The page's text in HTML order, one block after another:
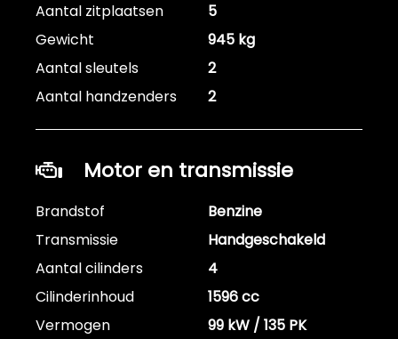
Aantal zitplaatsen
5
Gewicht
945 kg
Aantal sleutels
2
Aantal handzenders
2
Motor en transmissie
Brandstof
Benzine
Transmissie
Handgeschakeld
Aantal cilinders
4
Cilinderinhoud
1596 cc
Vermogen
99 kW / 135 PK